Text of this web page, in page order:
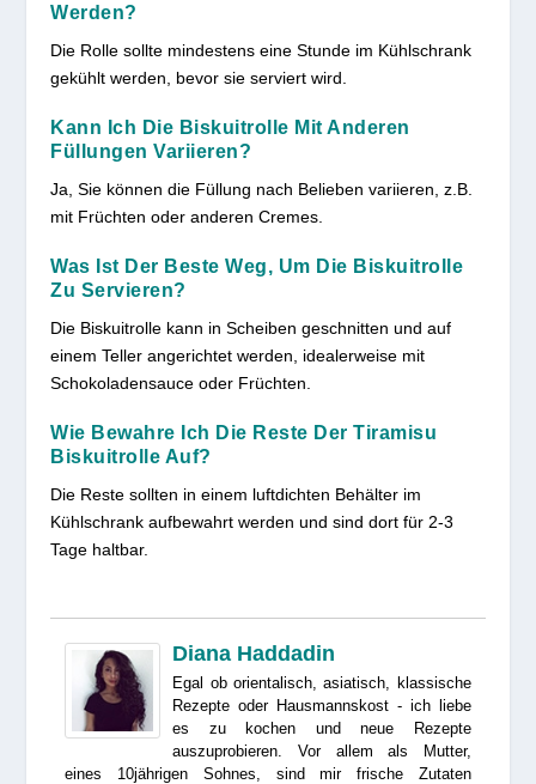
Werden?
Die Rolle sollte mindestens eine Stunde im Kühlschrank
gekühlt werden, bevor sie serviert wird.
Kann Ich Die Biskuitrolle Mit Anderen
Füllungen Variieren?
Ja, Sie können die Füllung nach Belieben variieren, z.B.
mit Früchten oder anderen Cremes.
Was Ist Der Beste Weg, Um Die Biskuitrolle
Zu Servieren?
Die Biskuitrolle kann in Scheiben geschnitten und auf
einem Teller angerichtet werden, idealerweise mit
Schokoladensauce oder Früchten.
Wie Bewahre Ich Die Reste Der Tiramisu
Biskuitrolle Auf?
Die Reste sollten in einem luftdichten Behälter im
Kühlschrank aufbewahrt werden und sind dort für 2-3
Tage haltbar.
Diana Haddadin
Egal ob orientalisch, asiatisch, klassische
Rezepte oder Hausmannskost - ich liebe
es zu kochen und neue Rezepte
auszuprobieren. Vor allem als Mutter,
eines 10jährigen Sohnes, sind mir frische Zutaten